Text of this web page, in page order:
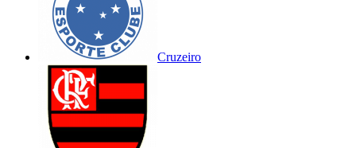
Cruzeiro